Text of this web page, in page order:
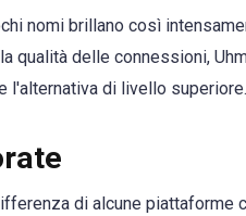
nomi brillano così
qualità delle connessioni,
l'alternativa di livello superiore.
di alcune piattaforme